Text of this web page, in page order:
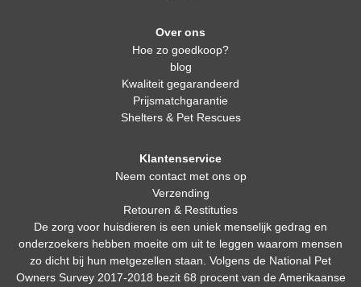
Over ons
Hoe zo goedkoop?
blog
Kwaliteit gegarandeerd
Prijsmatchgarantie
Shelters & Pet Rescues
Klantenservice
Neem contact met ons op
Verzending
Retouren & Restituties
De zorg voor huisdieren is een uniek menselijk gedrag en
onderzoekers hebben moeite om uit te leggen waarom mensen
zo dicht bij hun metgezellen staan. Volgens de National Pet
Owners Survey 2017-2018 bezit 68 procent van de Amerikaanse